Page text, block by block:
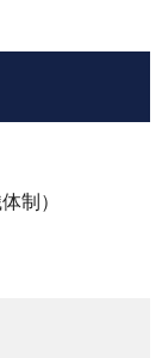
制）